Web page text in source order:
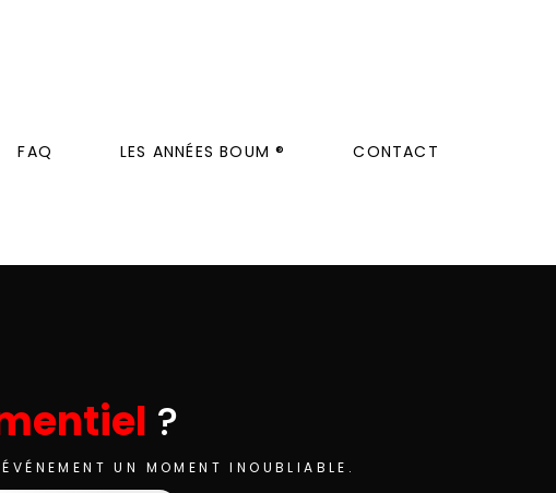
FAQ LES ANNÉES BOUM ® CONTACT
?
UN MOMENT INOUBLIABLE.